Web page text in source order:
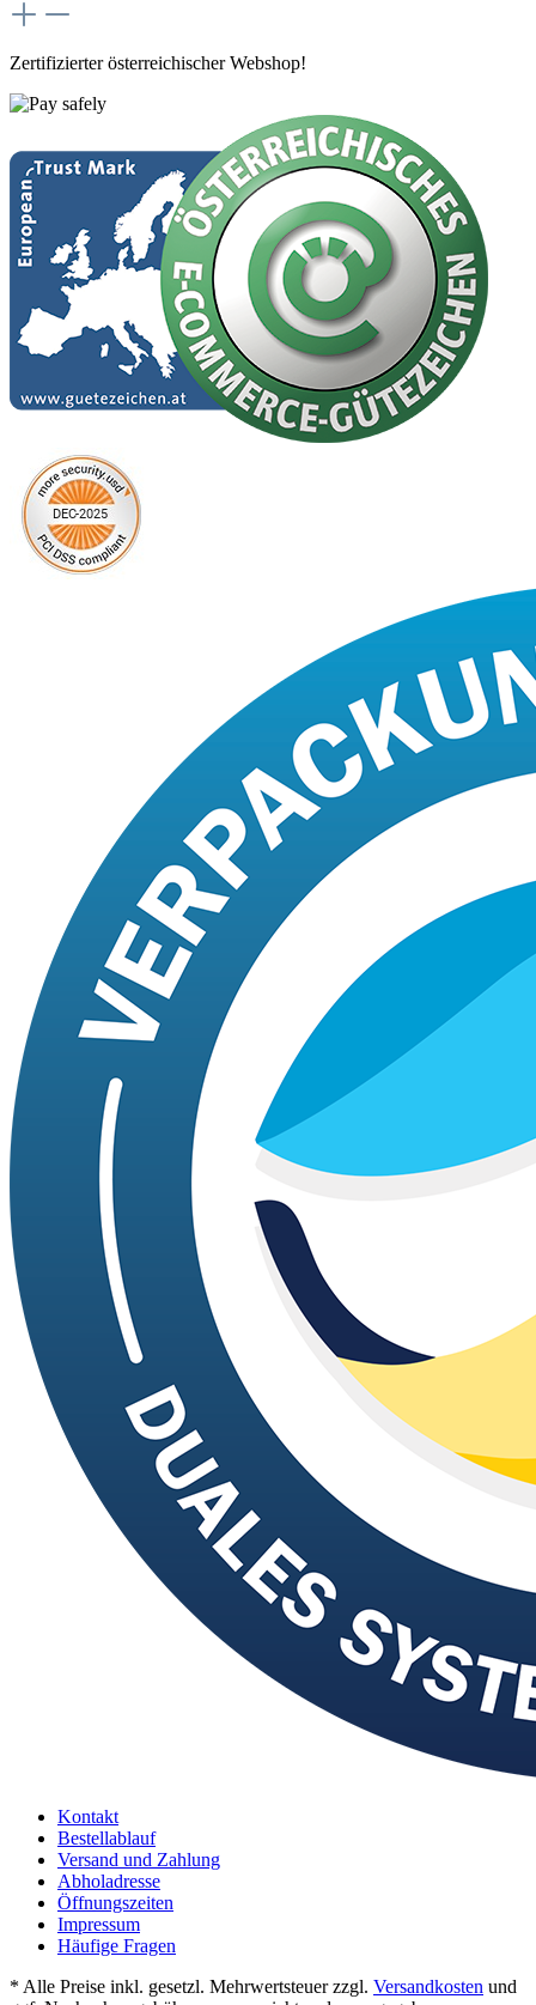
Zertifizierter österreichischer Webshop!
Kontakt
Bestellablauf
Versand und Zahlung
Abholadresse
Öffnungszeiten
Impressum
Häufige Fragen
* Alle Preise inkl. gesetzl. Mehrwertsteuer zzgl. Versandkosten und